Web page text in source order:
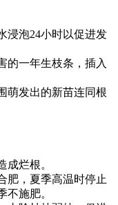
浸泡24小时以促进发
的一年生枝条，插入
萌发出的新苗连同根
成烂根。
肥，夏季高温时停止
不施肥。